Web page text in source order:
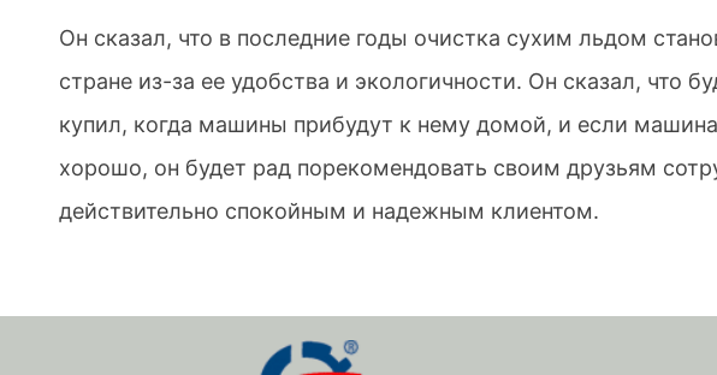
Он сказал, что в последние годы очистка сухим льдом
стране из-за ее удобства и экологичности. Он сказал, что
купил, когда машины прибудут к нему домой, и если машина
хорошо, он будет рад порекомендовать своим друзьям
действительно спокойным и надежным клиентом.